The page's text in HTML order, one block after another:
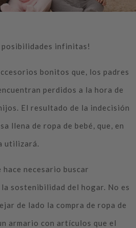
posibilidades infinitas!
bonitos que, los padres
perdidos a la hora de
El resultado de la indecisión
llena de ropa de bebé, que, en
utilizará.
hace necesario buscar
sostenibilidad del hogar. No es
de lado la compra de ropa de
armario con artículos que el